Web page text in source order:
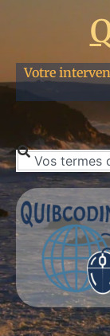
Votre